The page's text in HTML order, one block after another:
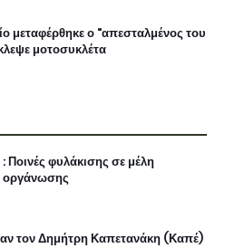
μεταφέρθηκε ο "απεσταλμένος του
μοτοσυκλέτα
Ποινές φυλάκισης σε μέλη
οργάνωσης
τον Δημήτρη Καπετανάκη (Καπέ)